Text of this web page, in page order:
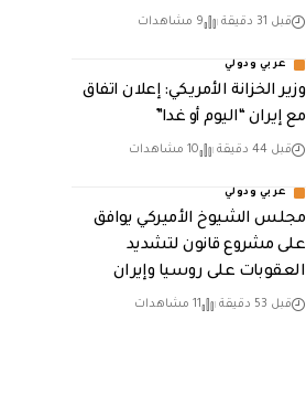
قبل 31 دقيقة 9 مشاهدات
عربي ودولي
وزير الخزانة الأمريكي: إعلان اتفاق
مع إيران “اليوم أو غدا”
قبل 44 دقيقة 10 مشاهدات
عربي ودولي
مجلس الشيوخ الأميركي يوافق
على مشروع قانون لتشديد
العقوبات على روسيا وإيران
قبل 53 دقيقة 11 مشاهدات